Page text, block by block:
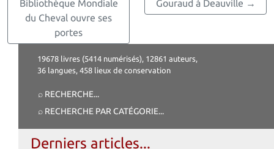
Bibliothèque Mondiale
du Cheval ouvre ses
portes
Gouraud à Deauville →
19678 livres (5414 numérisés), 12861 auteurs,
36 langues, 458 lieux de conservation
⌕ RECHERCHE...
⌕ RECHERCHE PAR CATÉGORIE...
Derniers articles...